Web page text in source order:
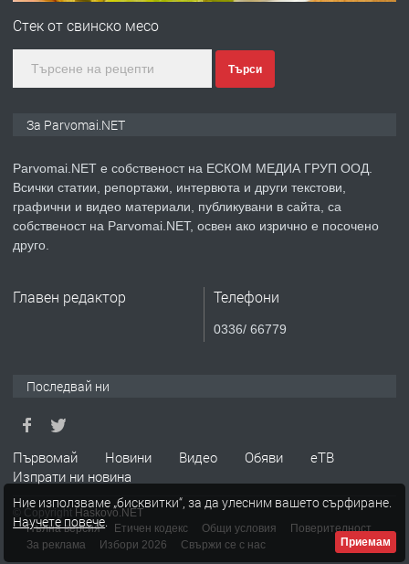
преди 1 година
ПРЕДЛАГА
Продавам апартамент - гр.
ПРЕДЛАГА
Търсим работник за работа в
разсадник
Стек от свинско месо
Търси
За Parvomai.NET
Parvomai.NET е собственост на ЕСКОМ МЕДИА ГРУП ООД.
Всички статии, репортажи, интервюта и други текстови,
графични и видео материали, публикувани в сайта, са
собственост на Parvomai.NET, освен ако изрично е посочено
друго.
Главен редактор Телефони
0336/ 66779
Последвай ни
Първомай Новини Видео Обяви
еТВ
Изпрати ни новина
© Copyright Haskovo.NET
Пълна версия
Етичен кодекс Общи условия
Поверителност
За реклама
Избори 2026 Свържи се с нас
Ние използваме „бисквитки“, за да улесним вашето сърфиране.
Научете повече.
Приемам